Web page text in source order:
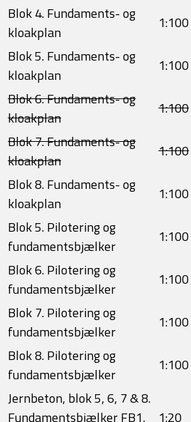
Blok 4. Fundaments- og
kloakplan
​1:100
Blok 5. Fundaments- og
kloakplan
1:100
Blok 6. Fundaments- og
kloakplan
​1:100
Blok 7. Fundaments- og
kloakplan
1:100
Blok 8. Fundaments- og
kloakplan
​1:100
Blok 5. Pilotering og
fundamentsbjælker
Blok 6. Pilotering og
fundamentsbjælker
Blok 7. Pilotering og
fundamentsbjælker
Blok 8. Pilotering og
fundamentsbjælker
Jernbeton, blok 5, 6, 7 & 8.
Fundamentsbjælker FB1,
​1:20